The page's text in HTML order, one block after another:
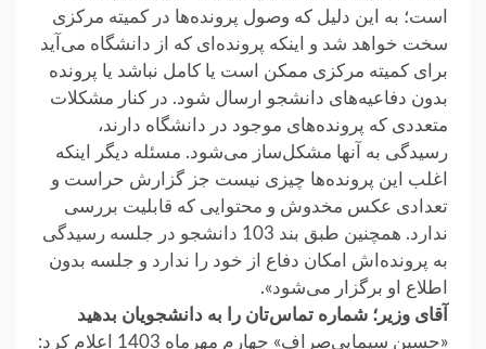
است؛ به این دلیل که وصول پرونده‌ها در کمیته مرکزی
سخت خواهد شد و اینکه پرونده‌ای که از دانشگاه می‌آید
برای کمیته مرکزی ممکن است‌ یا کامل نباشد یا پرونده
بدون دفاعیه‌‌های دانشجو ارسال شود. در کنار مشکلات
متعددی که پرونده‌های موجود در دانشگاه دارند،
رسیدگی به آنها مشکل‌ساز می‌شود. مسئله دیگر اینکه
اغلب این پرونده‌ها چیزی نیست جز گزارش حراست و
تعدادی عکس مخدوش و محتوایی که قابلیت بررسی
ندارد. همچنین طبق ‌بند 103‌ دانشجو در جلسه رسیدگی
به پرونده‌اش امکان دفاع از خود را ندارد و جلسه بدون
اطلاع او برگزار می‌شود».
آقای وزیر؛ شماره تماس‌تان را به دانشجویان بدهید
«حسین سیمایی‌صراف» چهارم مهرماه 1403‌ اعلام کرد:‌‌